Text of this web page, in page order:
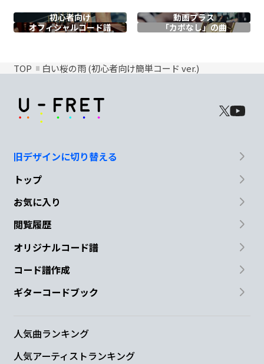
初心者向け
動画プラス
オフィシャルコード譜 「カポなし」の曲
TOP 白い桜の雨 (初心者向け簡単コード ver.)
旧デザインに切り替える
トップ
お気に入り
閲覧履歴
オリジナルコード譜
コード譜作成
ギターコードブック
人気曲ランキング
人気アーティストランキング